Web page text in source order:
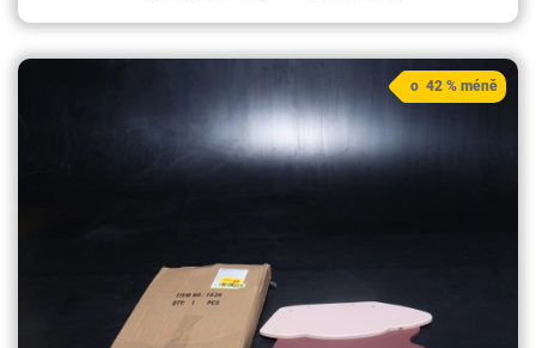
o 42 % méně